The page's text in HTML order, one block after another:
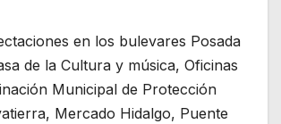
en los bulevares Posada
de la Cultura y música, Oficinas
Municipal de Protección
Mercado Hidalgo, Puente